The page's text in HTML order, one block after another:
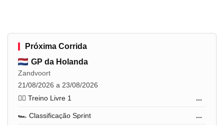
Próxima Corrida
GP da Holanda
Zandvoort
21/08/2026 a 23/08/2026
🏋️‍♂️ Treino Livre 1
...
🏎️ Classificação Sprint ...